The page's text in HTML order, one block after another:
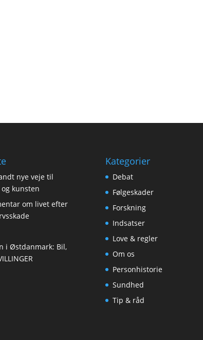
nye veje til
kunsten
om livet efter
i Østdanmark: Bil,
Kategorier
Debat
Følgeskader
Forskning
Indsatser
Love & regler
Om os
Personhistorie
Sundhed
Tip & råd